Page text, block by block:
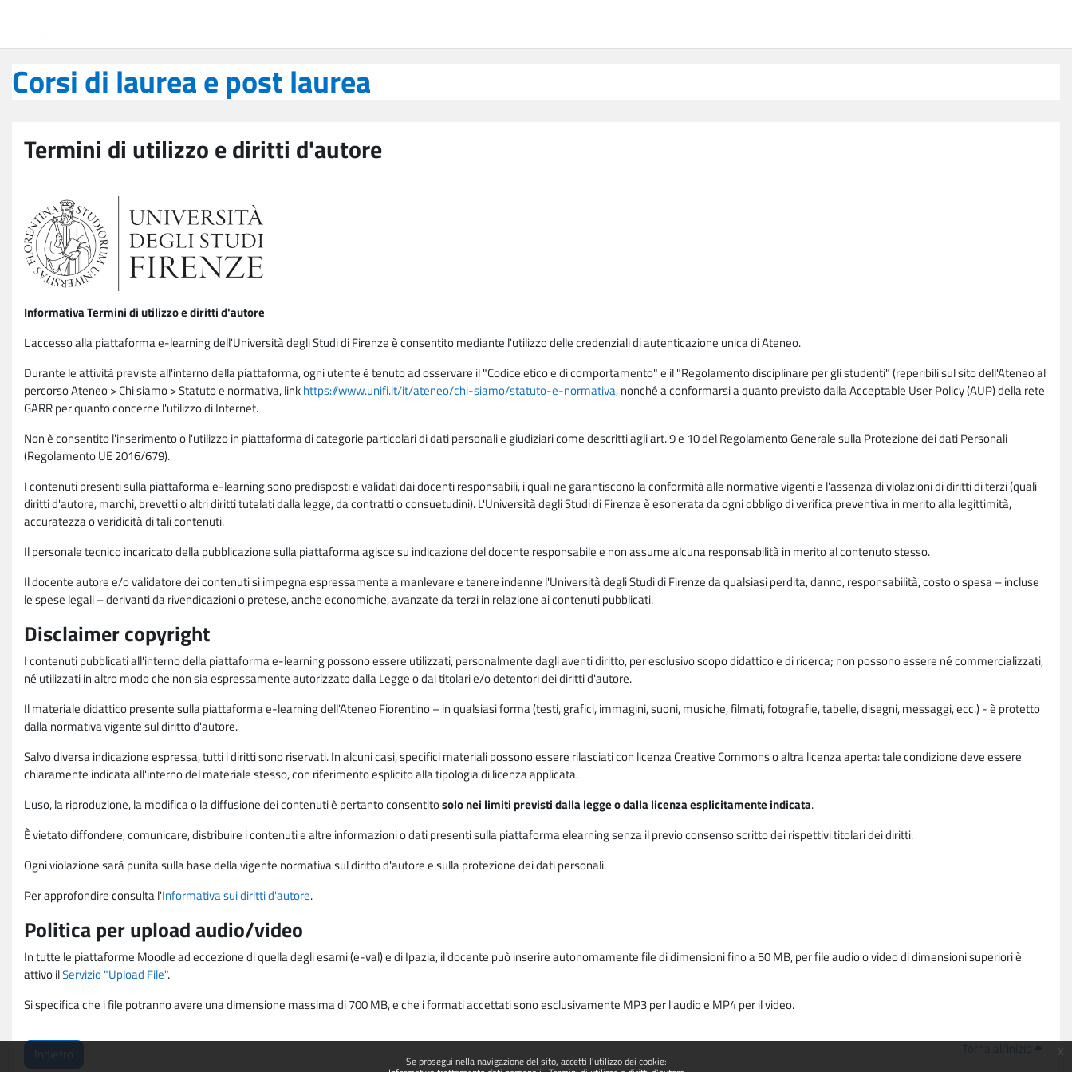
Se prosegui nella navigazione del sito, accetti l'utilizzo dei cookie:
Corsi di laurea e post laurea
Termini di utilizzo e diritti d'autore
Informativa Termini di utilizzo e diritti d'autore
L'accesso alla piattaforma e-learning dell'Università degli Studi di Firenze è consentito mediante l'utilizzo delle credenziali di autenticazione unica di Ateneo.
Durante le attività previste all'interno della piattaforma, ogni utente è tenuto ad osservare il "Codice etico e di comportamento" e il "Regolamento disciplinare per gli studenti" (reperibili sul sito dell'Ateneo al
percorso Ateneo > Chi siamo > Statuto e normativa, linkhttps://www.unifi.it/it/ateneo/chi-siamo/statuto-e-normativa, nonché a conformarsi a quanto previsto dalla Acceptable User Policy (AUP) della rete
GARR per quanto concerne l'utilizzo di Internet.
Non è consentito l'inserimento o l'utilizzo in piattaforma di categorie particolari di dati personali e giudiziari come descritti agli art. 9 e 10 del Regolamento Generale sulla Protezione dei dati Personali
(Regolamento UE 2016/679).
I contenuti presenti sulla piattaforma e-learning sono predisposti e validati dai docenti responsabili, i quali ne garantiscono la conformità alle normative vigenti e l'assenza di violazioni di diritti di terzi (quali
diritti d'autore, marchi, brevetti o altri diritti tutelati dalla legge, da contratti o consuetudini). L'Università degli Studi di Firenze è esonerata da ogni obbligo di verifica preventiva in merito alla legittimità,
accuratezza o veridicità di tali contenuti.
Il personale tecnico incaricato della pubblicazione sulla piattaforma agisce su indicazione del docente responsabile e non assume alcuna responsabilità in merito al contenuto stesso.
Il docente autore e/o validatore dei contenuti si impegna espressamente a manlevare e tenere indenne l'Università degli Studi di Firenze da qualsiasi perdita, danno, responsabilità, costo o spesa – incluse
le spese legali – derivanti da rivendicazioni o pretese, anche economiche, avanzate da terzi in relazione ai contenuti pubblicati.
Disclaimer copyright
I contenuti pubblicati all'interno della piattaforma e-learning possono essere utilizzati, personalmente dagli aventi diritto, per esclusivo scopo didattico e di ricerca; non possono essere né commercializzati,
né utilizzati in altro modo che non sia espressamente autorizzato dalla Legge o dai titolari e/o detentori dei diritti d'autore.
Il materiale didattico presente sulla piattaforma e-learning dell'Ateneo Fiorentino – in qualsiasi forma (testi, grafici, immagini, suoni, musiche, filmati, fotografie, tabelle, disegni, messaggi, ecc.) - è protetto
dalla normativa vigente sul diritto d'autore.
Salvo diversa indicazione espressa, tutti i diritti sono riservati. In alcuni casi, specifici materiali possono essere rilasciati con licenza Creative Commons o altra licenza aperta: tale condizione deve essere
chiaramente indicata all'interno del materiale stesso, con riferimento esplicito alla tipologia di licenza applicata.
L'uso, la riproduzione, la modifica o la diffusione dei contenuti è pertanto consentitosolo nei limiti previsti dalla legge o dalla licenza esplicitamente indicata.
È vietato diffondere, comunicare, distribuire i contenuti e altre informazioni o dati presenti sulla piattaforma elearning senza il previo consenso scritto dei rispettivi titolari dei diritti.
Ogni violazione sarà punita sulla base della vigente normativa sul diritto d'autore e sulla protezione dei dati personali.
Per approfondire consulta l'Informativa sui diritti d'autore.
Politica per upload audio/video
In tutte le piattaforme Moodle ad eccezione di quella degli esami (e-val) e di Ipazia, il docente può inserire autonomamente file di dimensioni fino a 50 MB, per file audio o video di dimensioni superiori è
attivo ilServizio "Upload File".
Si specifica che i file potranno avere una dimensione massima di 700 MB, e che i formati accettati sono esclusivamente MP3 per l'audio e MP4 per il video.
Indietro Torna all'inizio